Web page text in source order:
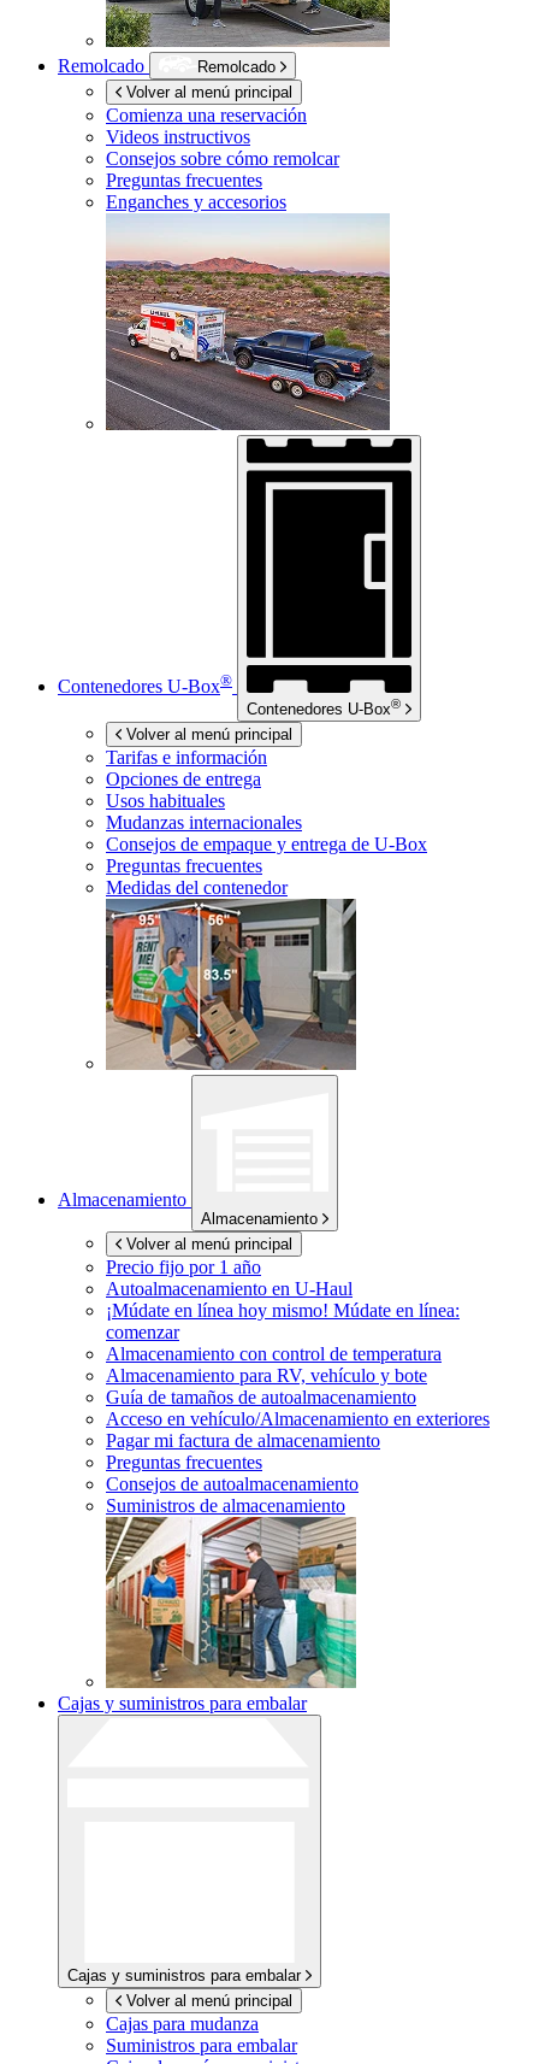
Remolcado
Remolcado
Volver al menú principal
Comienza una reservación
Videos instructivos
Consejos sobre cómo remolcar
Preguntas frecuentes
Enganches y accesorios
Contenedores U-Box®
Contenedores U-Box®
Volver al menú principal
Tarifas e información
Opciones de entrega
Usos habituales
Mudanzas internacionales
Consejos de empaque y entrega de U-Box
Preguntas frecuentes
Medidas del contenedor
Almacenamiento
Almacenamiento
Volver al menú principal
Precio fijo por 1 año
Autoalmacenamiento en U-Haul
¡Múdate en línea hoy mismo! Múdate en línea:
comenzar
Almacenamiento con control de temperatura
Almacenamiento para RV, vehículo y bote
Guía de tamaños de autoalmacenamiento
Acceso en vehículo/Almacenamiento en exteriores
Pagar mi factura de almacenamiento
Preguntas frecuentes
Consejos de autoalmacenamiento
Suministros de almacenamiento
Cajas y suministros para embalar
Cajas y suministros para embalar
Volver al menú principal
Cajas para mudanza
Suministros para embalar